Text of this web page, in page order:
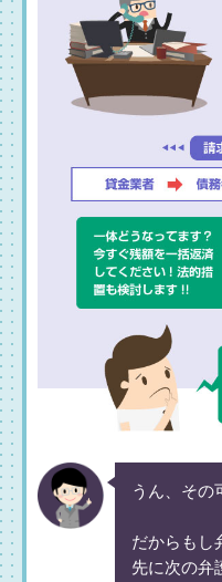
うん、その
だからもし
先に次の弁